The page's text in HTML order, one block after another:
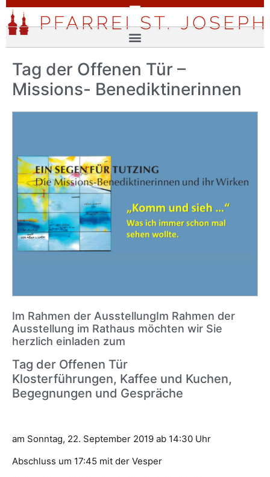
Tag der Offenen Tür –
Missions- Benediktinerinnen
Im Rahmen der AusstellungIm Rahmen der
Ausstellung im Rathaus möchten wir Sie
herzlich einladen zum
Tag der Offenen Tür
Klosterführungen, Kaffee und Kuchen,
Begegnungen und Gespräche
am Sonntag, 22. September 2019 ab 14:30 Uhr
Abschluss um 17:45 mit der Vesper